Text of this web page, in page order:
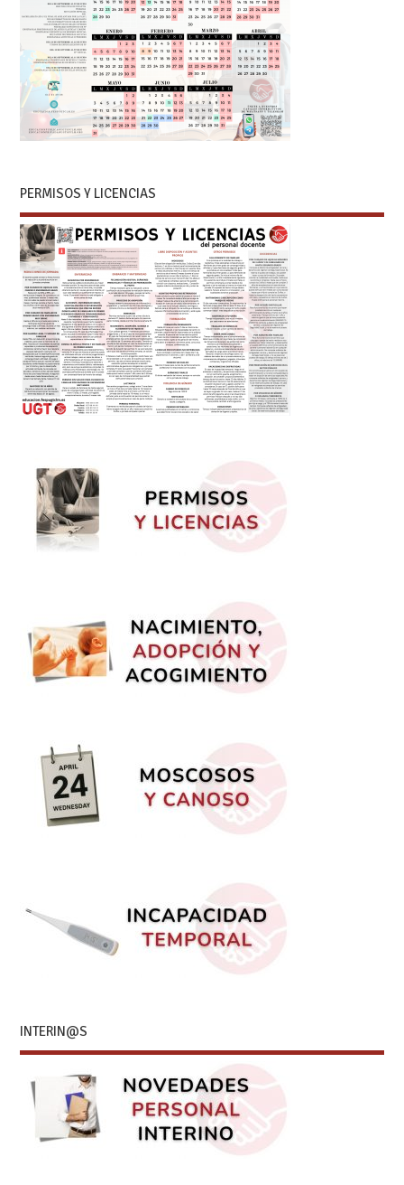
PERMISOS Y LICENCIAS
INTERIN@S